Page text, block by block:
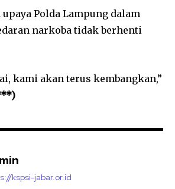
Polda Lampung dalam
narkoba tidak berhenti
kami akan terus kembangkan,”
kspsi-jabar.or.id